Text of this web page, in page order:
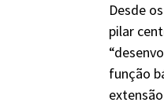
Desde
pilar
função